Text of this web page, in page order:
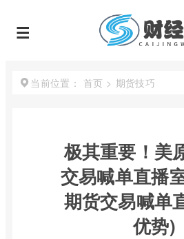
当前位置： 首页 > 期货技巧
极其重要！美
交易喊单直播
期货交易喊单
优势)